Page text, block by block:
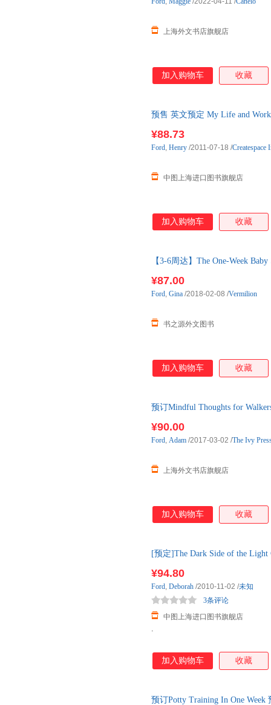
上海外文书店旗舰店
加入购物车 收藏
预售 英文预定 My Life and
¥88.73
中图上海进口图书旗舰店
Ford, Henry /2011-07-18 /Createspace
加入购物车 收藏
【3-6周达】The One-Week
¥87.00
书之源外文图书
Ford, Gina /2018-02-08 /Vermilion
加入购物车 收藏
预订Mindful Thoughts for
¥90.00
上海外文书店旗舰店
Ford, Adam /2017-03-02 /The Ivy
加入购物车 收藏
[预定]The Dark Side of the
.
¥94.80
中图上海进口图书旗舰店
3条评论
Ford, Deborah /2010-11-02 /未知
加入购物车 收藏
预订Potty Training In One